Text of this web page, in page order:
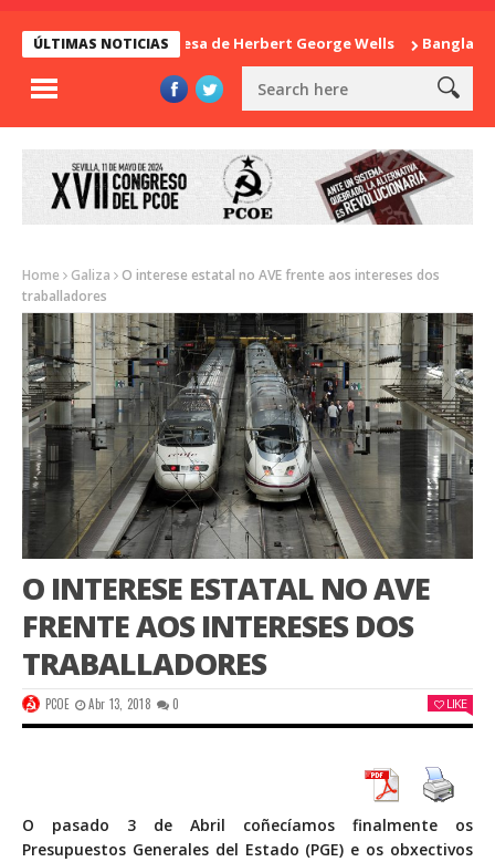
ÚLTIMAS NOTICIAS
La sorpresa de Herbert George Wells Bangladesh:
Home Galiza
O interese estatal no AVE frente aos intereses dos
traballadores
O INTERESE ESTATAL NO AVE
FRENTE AOS INTERESES DOS
TRABALLADORES
PCOE Abr 13, 2018 0 LIKE
O pasado 3 de Abril coñecíamos finalmente os
Presupuestos Generales del Estado (PGE) e os obxectivos